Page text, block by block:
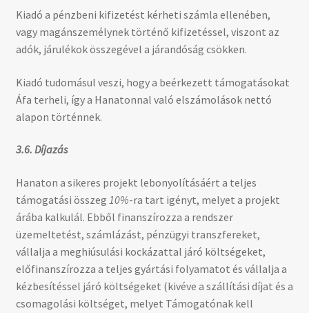
Kiadó a pénzbeni kifizetést kérheti számla ellenében,
vagy magánszemélynek történő kifizetéssel, viszont az
adók, járulékok összegével a járandóság csökken.
Kiadó tudomásul veszi, hogy a beérkezett támogatásokat
Áfa terheli, így a Hanatonnal való elszámolások nettó
alapon történnek.
3.6. Díjazás
Hanaton a sikeres projekt lebonyolításáért a teljes
támogatási összeg 10%-ra tart igényt, melyet a projekt
árába kalkulál. Ebből finanszírozza a rendszer
üzemeltetést, számlázást, pénzügyi transzfereket,
vállalja a meghiúsulási kockázattal járó költségeket,
előfinanszírozza a teljes gyártási folyamatot és vállalja a
kézbesítéssel járó költségeket (kivéve a szállítási díjat és a
csomagolási költséget, melyet Támogatónak kell